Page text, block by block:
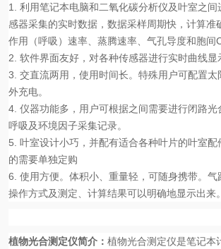
1. 利用笔记本电脑和二氧化碳分析仪及叶室之
感器采集的实时数据，数据采样周期快，计算准
作用（呼吸）速率、蒸腾速率、气孔导度和胞间
2. 软件界面友好，对各种传感器进行实时曲线显
3. 交直流两用，使用时间长。特殊用户可配置太
外充电。
4. 仪器功能多，用户可根据之间需要进行闭路光
呼吸及环境因子采集记录。
5. 叶室设计小巧，并配有适合各种叶片的叶室配
的需要单独定购
6. 使用方便。体积小、重量轻，可随身携带。气
操作方式及测定、计算结果可以明确地显示出来。
植物光合测定仪简介 ： 植物光合测定仪是笔记本